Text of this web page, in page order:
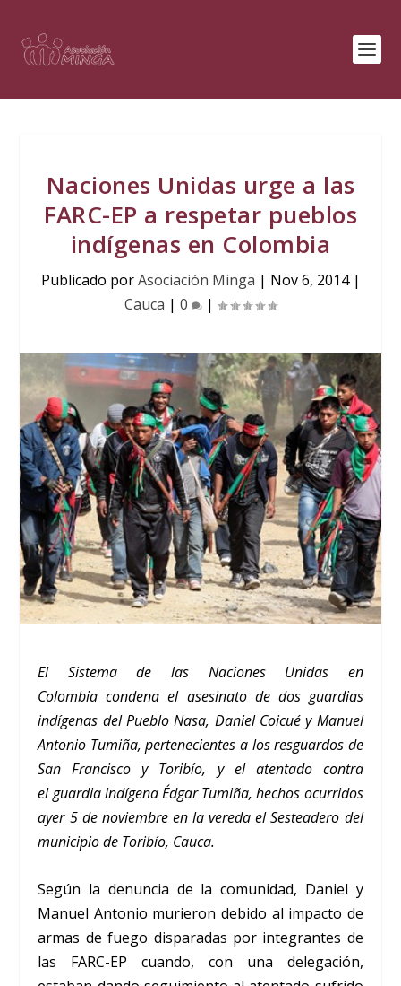
Naciones Unidas urge a las
FARC-EP a respetar pueblos
indígenas en Colombia
Publicado porAsociación Minga | Nov 6, 2014|
Cauca | 0 |
El Sistema de las Naciones Unidas en
Colombia condena el asesinato de dos guardias
indígenas del Pueblo Nasa, Daniel Coicué y Manuel
Antonio Tumiña, pertenecientes a los resguardos de
San Francisco y Toribío, y el atentado contra
el guardia indígena Édgar Tumiña, hechos ocurridos
ayer 5 de noviembre en la vereda el Sesteadero del
municipio de Toribío, Cauca.
Según la denuncia de la comunidad, Daniel y
Manuel Antonio murieron debido al impacto de
armas de fuego disparadas por integrantes de
las FARC-EP cuando, con una delegación,